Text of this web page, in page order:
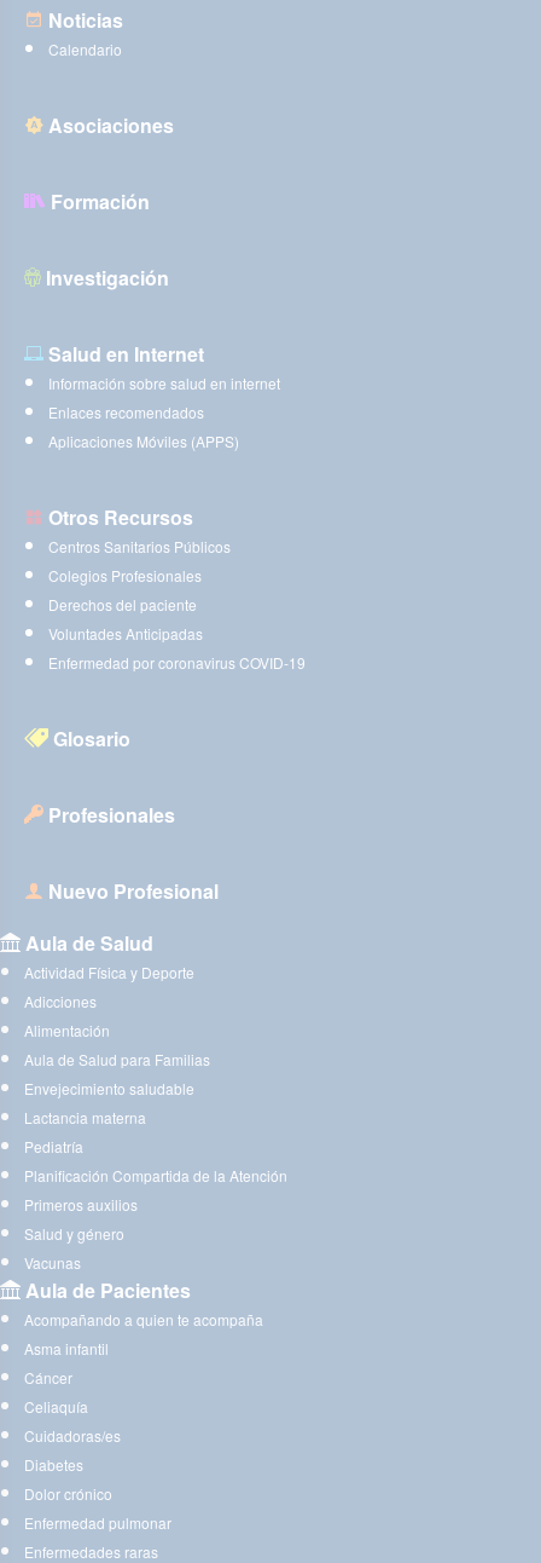
Noticias
Calendario
Asociaciones
Formación
Investigación
Salud en Internet
Información sobre salud en internet
Enlaces recomendados
Aplicaciones Móviles (APPS)
Otros Recursos
Centros Sanitarios Públicos
Colegios Profesionales
Derechos del paciente
Voluntades Anticipadas
Enfermedad por coronavirus COVID-19
Glosario
Profesionales
Nuevo Profesional
Aula de Salud
Actividad Física y Deporte
Adicciones
Alimentación
Aula de Salud para Familias
Envejecimiento saludable
Lactancia materna
Pediatría
Planificación Compartida de la Atención
Primeros auxilios
Salud y género
Vacunas
Aula de Pacientes
Acompañando a quien te acompaña
Asma infantil
Cáncer
Celiaquía
Cuidadoras/es
Diabetes
Dolor crónico
Enfermedad pulmonar
Enfermedades raras